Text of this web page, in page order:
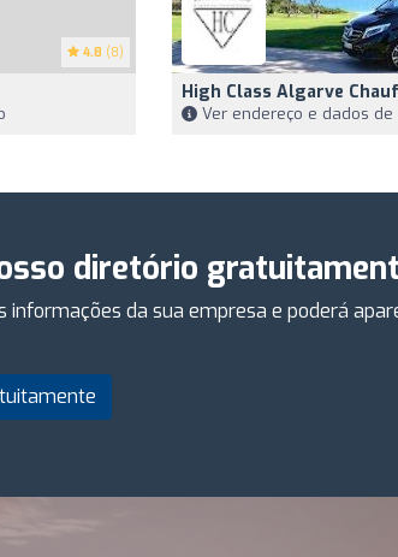
4.8 (8)
High Class Algarve
Ver endereço e dados de
diretório
informações da sua empresa e poderá